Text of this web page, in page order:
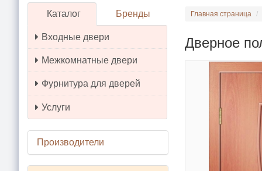
Каталог Бренды
Входные двери
Межкомнатные двери
Фурнитура для дверей
Услуги
Производители
Главная страница
Дверное